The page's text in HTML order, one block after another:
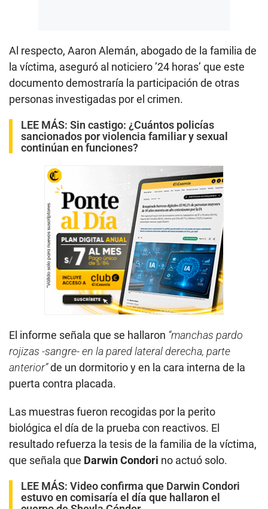
Al respecto, Aaron Alemán, abogado de la familia de
la víctima, aseguró al noticiero ’24 horas’ que este
documento demostraría la participación de otras
personas investigadas por el crimen.
LEE MÁS: Sin castigo: ¿Cuántos policías
sancionados por violencia familiar y sexual
continúan en funciones?
El informe señala que se hallaron “manchas pardo
rojizas -sangre- en la pared lateral derecha, parte
anterior”de un dormitorio y en la cara interna de la
puerta contra placada.
Las muestras fueron recogidas por la perito
biológica el día de la prueba con reactivos. El
resultado refuerza la tesis de la familia de la víctima,
que señala que Darwin Condori no actuó solo.
LEE MÁS: Video confirma que Darwin Condori
estuvo en comisaría el día que hallaron el